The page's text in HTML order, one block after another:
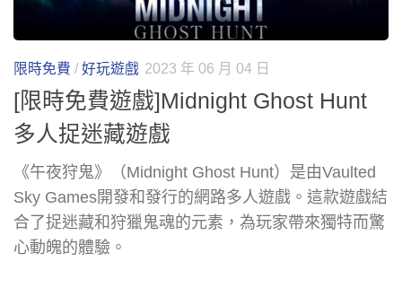
限時免費 / 好玩遊戲 2023 年 06 月 04 日
[限時免費遊戲]Midnight Ghost Hunt
多人捉迷藏遊戲
《午夜狩鬼》（Midnight Ghost Hunt）是由Vaulted
Sky Games開發和發行的網路多人遊戲。這款遊戲結
合了捉迷藏和狩獵鬼魂的元素，為玩家帶來獨特而驚
心動魄的體驗。